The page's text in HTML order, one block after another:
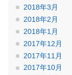
2018年3月
2018年2月
2018年1月
2017年12月
2017年11月
2017年10月